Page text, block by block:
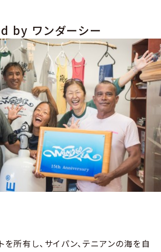
ワンダーシー
所有し、サイパン、テニアンの海を自